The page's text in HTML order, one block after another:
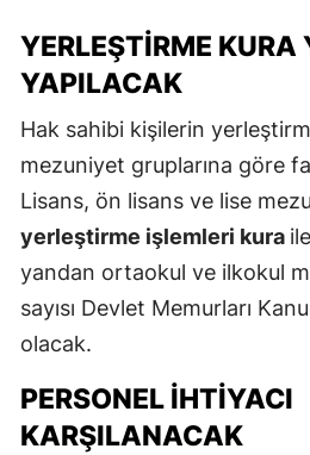
YERLEŞTIRME KURA
YAPILACAK
Hak sahibi kişilerin
mezuniyet gruplarına göre
Lisans, ön lisans ve lise
yerleştirme işlemleri kura
yandan ortaokul ve ilkokul
sayısı Devlet Memurları
olacak.
PERSONEL İHTIYACI
KARŞILANACAK